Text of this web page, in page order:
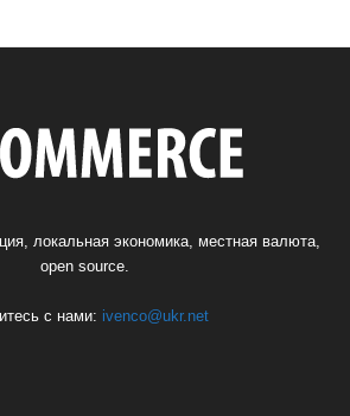
локальная экономика, местная валюта,
open source.
с нами: ivenco@ukr.net